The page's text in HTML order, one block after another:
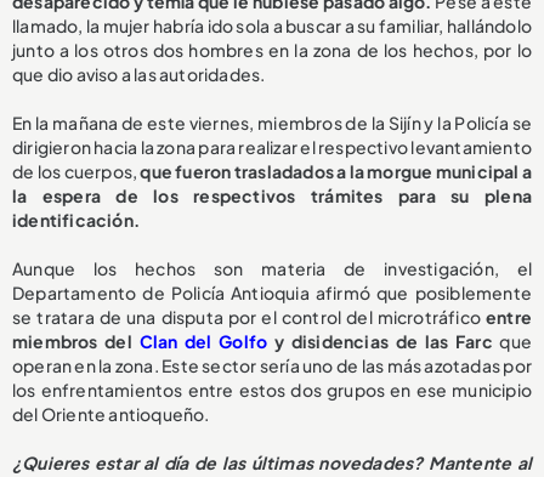
llamado, la mujer habría ido sola a buscar a su familiar, hallándolo
junto a los otros dos hombres en la zona de los hechos, por lo
que dio aviso a las autoridades.
En la mañana de este viernes, miembros de la Sijín y la Policía se
dirigieron hacia la zona para realizar el respectivo levantamiento
de los cuerpos,que fueron trasladados a la morgue municipal a
la espera de los respectivos trámites para su plena
identificación.
Aunque los hechos son materia de investigación, el
Departamento de Policía Antioquia afirmó que posiblemente
se tratara de una disputa por el control del microtráfico entre
miembros del Clan del Golfo y disidencias de las Farcque
operan en la zona. Este sector sería uno de las más azotadas por
los enfrentamientos entre estos dos grupos en ese municipio
del Oriente antioqueño.
¿Quieres estar al día de las últimas novedades? Mantente al